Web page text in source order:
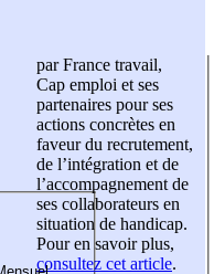
par France travail,
Cap emploi et ses
partenaires pour ses
actions concrètes en
faveur du recrutement,
de l’intégration et de
l’accompagnement de
ses collaborateurs en
situation de handicap.
Pour en savoir plus,
consultez cet article.